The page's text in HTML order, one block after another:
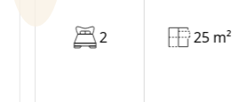
2 25 m²